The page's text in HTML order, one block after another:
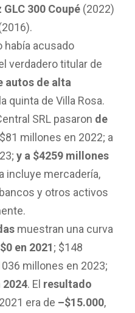
300 Coupé (2022)
había acusado
verdadero titular de
autos de alta
quinta de Villa Rosa.
SRL pasaron de
millones en 2022; a
y a $4259 millones
incluye mercadería,
y otros activos
muestran una curva
$0 en 2021; $148
millones en 2023;
2024. El resultado
era de –$15.000,